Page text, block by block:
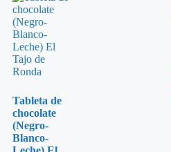
Tableta de
chocolate
(Negro-
Blanco-